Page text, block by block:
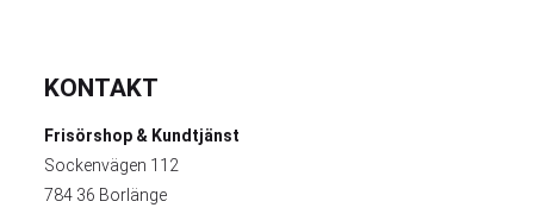
KONTAKT
Frisörshop & Kundtjänst
Sockenvägen 112
784 36 Borlänge